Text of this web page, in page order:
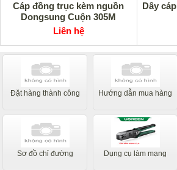
Cáp đồng trục kèm nguồn
Dongsung Cuộn 305M
Liên hệ
Dây
Đặt hàng thành công Hướng dẫn mua hàng
Sơ đồ chỉ đường Dụng cụ làm mạng